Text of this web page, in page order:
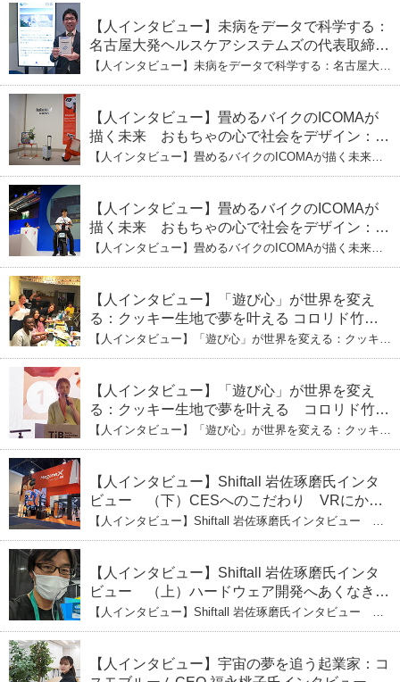
【人インタビュー】未病をデータで科学する：
名古屋大発ヘルスケアシステムズの代表取締役
社長・瀧本陽介 郵送検査で挑む健康の未来
【人インタビュー】未病をデータで科学する：名古屋大発
【人インタビュー】畳めるバイクのICOMAが
描く未来 おもちゃの心で社会をデザイン：株
式会社ICOMAの代表取締役・生駒崇光
（下）おもちゃで社会を変える、「トイボック
【人インタビュー】畳めるバイクのICOMAが描く未来
イボックス」というデザインメソッド
【人インタビュー】畳めるバイクのICOMAが
描く未来 おもちゃの心で社会をデザイン：株
式会社ICOMAの代表取締役・生駒崇光
（上）「変形」に魅せられたデザイナーの軌
【人インタビュー】畳めるバイクのICOMAが描く未来
ーの軌跡
【人インタビュー】「遊び心」が世界を変え
る：クッキー生地で夢を叶える コロリド竹内
ひとみ（下） 起業は「影響力」のため。愛と
笑いの子育て哲学
【人インタビュー】「遊び心」が世界を変える：クッキー
【人インタビュー】「遊び心」が世界を変え
る：クッキー生地で夢を叶える コロリド竹内
ひとみ（上） クッキー生地に込めた「誰でも
できる」という哲学
【人インタビュー】「遊び心」が世界を変える：クッキー
【人インタビュー】Shiftall 岩佐琢磨氏インタ
ビュー （下）CESへのこだわり VRにかけ
る未来
【人インタビュー】Shiftall 岩佐琢磨氏インタビュー
【人インタビュー】Shiftall 岩佐琢磨氏インタ
ビュー （上）ハードウェア開発へあくなき挑
戦 その起業の経緯とは
【人インタビュー】Shiftall 岩佐琢磨氏インタビュー
【人インタビュー】宇宙の夢を追う起業家：コ